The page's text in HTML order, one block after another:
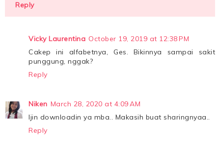
Reply
Vicky Laurentina October 19, 2019 at 12:38 PM
Cakep ini alfabetnya, Ges. Bikinnya sampai sakit
punggung, nggak?
Reply
Niken March 28, 2020 at 4:09 AM
Ijin downloadin ya mba.. Makasih buat sharingnyaa..
Reply